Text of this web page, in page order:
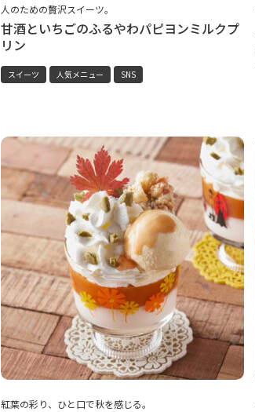
人のための贅沢スイーツ。
甘酒といちごのふるやわパピヨンミルクプ
リン
スイーツ 人気メニュー SNS
紅葉の彩り、ひと口で秋を感じる。